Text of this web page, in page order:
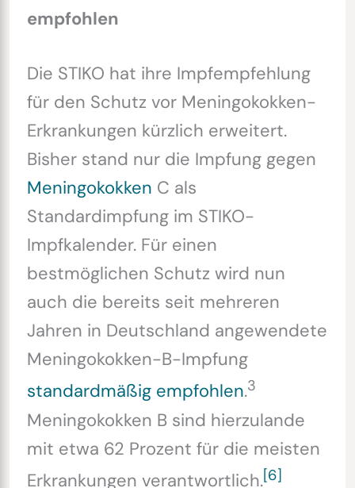
empfohlen
Die STIKO hat ihre Impfempfehlung
für den Schutz vor Meningokokken-
Erkrankungen kürzlich erweitert.
Bisher stand nur die Impfung gegen
Meningokokken C als
Standardimpfung im STIKO-
Impfkalender. Für einen
bestmöglichen Schutz wird nun
auch die bereits seit mehreren
Jahren in Deutschland angewendete
Meningokokken-B-Impfung
standardmäßig empfohlen.3
Meningokokken B sind hierzulande
mit etwa 62 Prozent für die meisten
Erkrankungen verantwortlich.[6]